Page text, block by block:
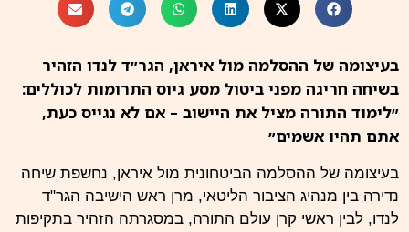
בעיצומה של ההסלמה מול איראן, הגר״ד לנדו הזהיר
בשיחה חריגה מפני ביטול מסע גיוס התרומות לכוללים:
״לימוד התורה מציל את היישוב – אם לא נגייס כעת,
אתם תהיו אשמים״
בעיצומה של ההסלמה הביטחונית מול איראן, נחשפת שיחה
נדירה בין מנהיג הציבור הליטאי, מרן ראש הישיבה הגר"ד
לנדו, לבין ראשי קרן עולם התורה, במסגרתה הזהיר בתקיפות